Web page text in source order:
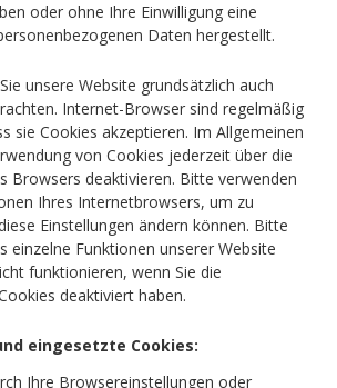
oder ohne Ihre Einwilligung eine
Daten hergestellt.
unsere Website grundsätzlich auch
Internet-Browser sind regelmäßig
sie Cookies akzeptieren. Im Allgemeinen
von Cookies jederzeit über die
Browsers deaktivieren. Bitte verwenden
Ihres Internetbrowsers, um zu
Einstellungen ändern können. Bitte
einzelne Funktionen unserer Website
funktionieren, wenn Sie die
deaktiviert haben.
eingesetzte Cookies:
Ihre Browsereinstellungen oder